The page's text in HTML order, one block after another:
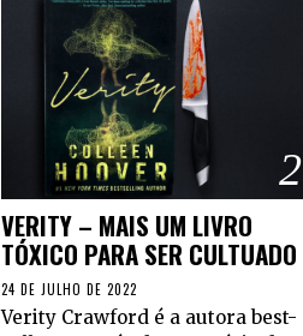
2
VERITY – MAIS UM LIVRO
TÓXICO PARA SER CULTUADO
24 DE JULHO DE 2022
Verity Crawford é a autora best-